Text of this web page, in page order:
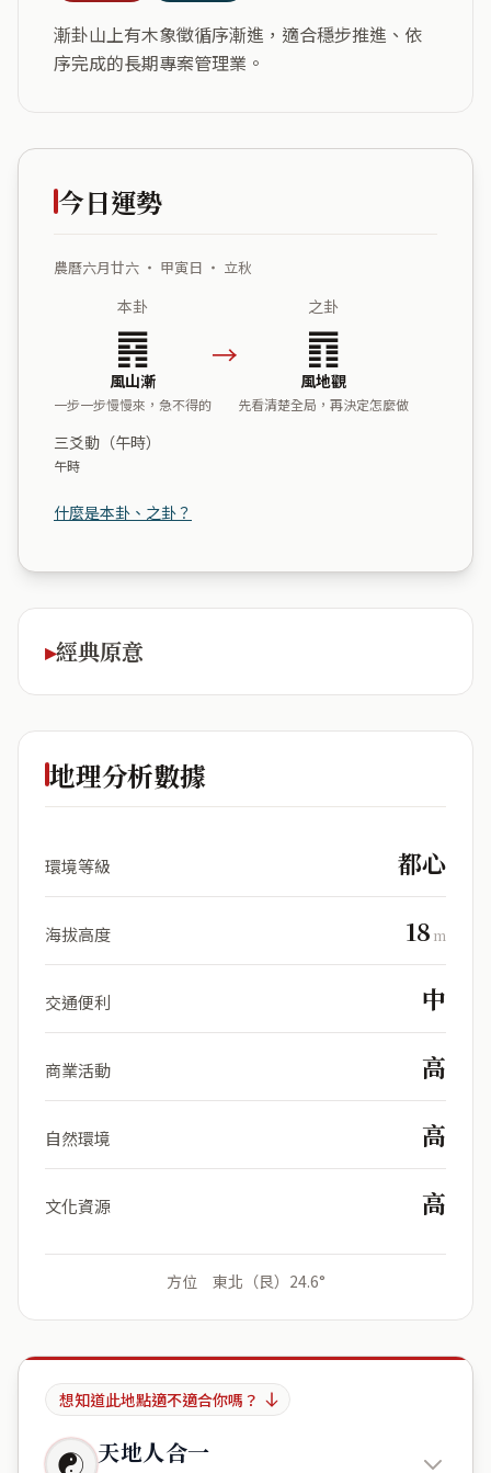
漸卦山上有木象徵循序漸進，適合穩步推進、依
序完成的長期專案管理業。
今日運勢
農曆六月廿六 ・ 甲寅日 ・ 立秋
本卦
䷴
風山漸
一步一步慢慢來，急不得的
→
之卦
䷓
風地觀
先看清楚全局，再決定怎麼做
三爻動（午時）
午時
什麼是本卦、之卦？
經典原意
地理分析數據
環境等級 都心
海拔高度 18 m
交通便利 中
商業活動 高
自然環境 高
文化資源 高
方位 東北（艮）24.6°
想知道此地點適不適合你嗎？
☯ 天地人合一